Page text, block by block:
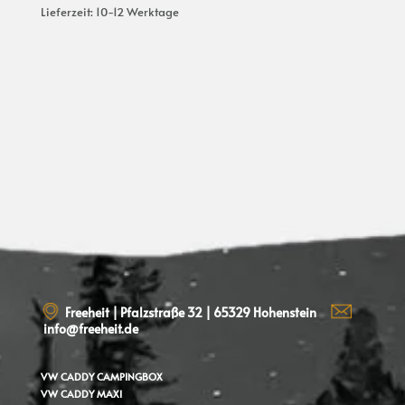
Lieferzeit: 10-12 Werktage
Freeheit | Pfalzstraße 32 | 65329 Hohenstein
info@freeheit.de
VW CADDY CAMPINGBOX
VW CADDY MAXI